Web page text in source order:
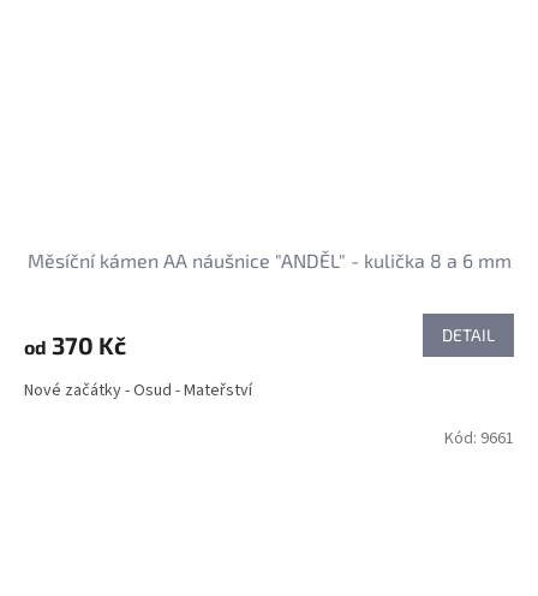
Měsíční kámen AA náušnice "ANDĚL" - kulička 8 a 6 mm
od 370 Kč DETAIL
Nové začátky - Osud - Mateřství
Kód: 9661